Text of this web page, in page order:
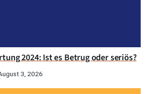
2024: Ist es Betrug oder seriös?
3, 2026